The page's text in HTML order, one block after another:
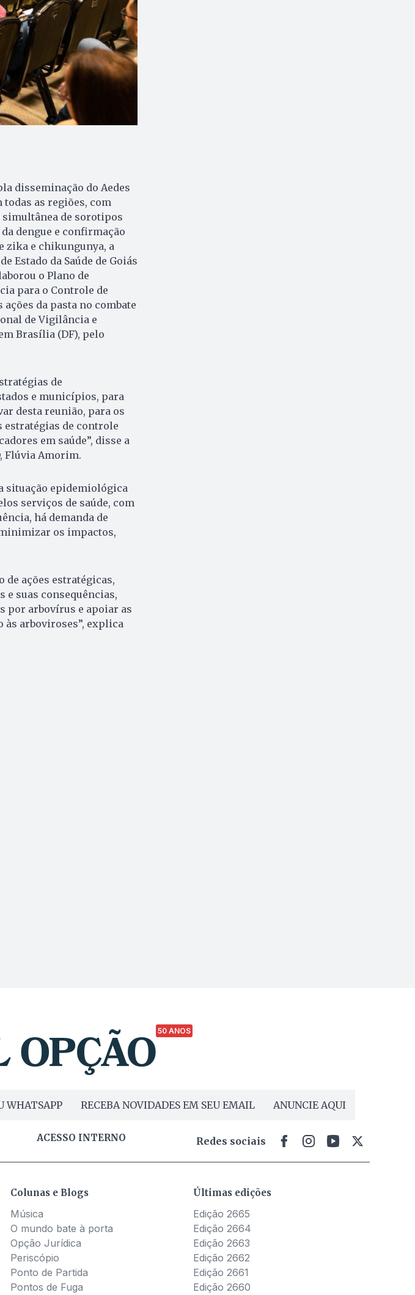
disseminação do Aedes
todas as regiões, com
de sorotipos
dengue e confirmação
zika e chikungunya, a
Estado da Saúde de Goiás
o Plano de
para o Controle de
da pasta no combate
de Vigilância e
Brasília (DF), pelo
de
e municípios, para
desta reunião, para os
de controle
em saúde”, disse a
Flúvia Amorim.
situação epidemiológica
serviços de saúde, com
há demanda de
os impactos,
de ações estratégicas,
e suas consequências,
por arbovírus e apoiar as
às arboviroses”, explica
50 ANOS
WHATSAPP RECEBA NOVIDADES EM SEU EMAIL ANUNCIE AQUI
ACESSO INTERNO Redes sociais
Colunas e Blogs
Música
O mundo bate à porta
Opção Jurídica
Periscópio
Ponto de Partida
Pontos de Fuga
Últimas edições
Edição 2665
Edição 2664
Edição 2663
Edição 2662
Edição 2661
Edição 2660